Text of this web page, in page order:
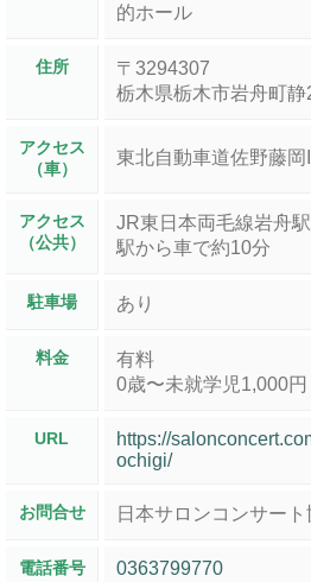
的ホール
住所
〒3294307
栃木県栃木市岩舟町静
アクセス
（車）
東北自動車道佐野藤
アクセス
（公共）
JR東日本両毛線岩舟
駅から車で約10分
駐車場 あり
料金
有料
0歳〜未就学児1,000
URL
https://
ochigi/
お問合せ 日本サロンコンサート
電話番号 0363799770